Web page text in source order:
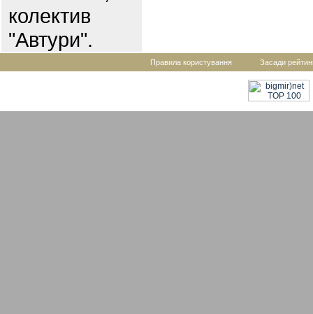
колектив
"Автури".
Правила користування Засади